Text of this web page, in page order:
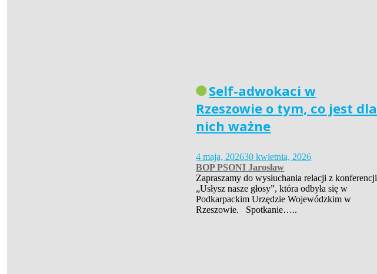
Self-adwokaci w
Rzeszowie o tym, co jest dla
nich ważne
4 maja, 202630 kwietnia, 2026
BOP PSONI Jarosław
Zapraszamy do wysłuchania relacji z konferencji
„Usłysz nasze głosy”, która odbyła się w
Podkarpackim Urzędzie Wojewódzkim w
Rzeszowie. Spotkanie…..